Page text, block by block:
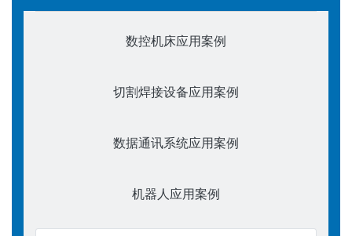
数控机床应用案例
切割焊接设备应用案例
数据通讯系统应用案例
机器人应用案例